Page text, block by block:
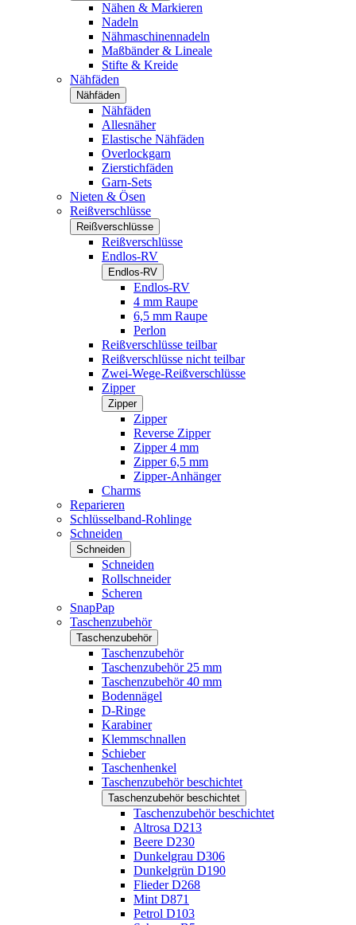
Nähen & Markieren
Nadeln
Nähmaschinennadeln
Maßbänder & Lineale
Stifte & Kreide
Nähfäden
Nähfäden
Nähfäden
Allesnäher
Elastische Nähfäden
Overlockgarn
Zierstichfäden
Garn-Sets
Nieten & Ösen
Reißverschlüsse
Reißverschlüsse
Reißverschlüsse
Endlos-RV
Endlos-RV
Endlos-RV
4 mm Raupe
6,5 mm Raupe
Perlon
Reißverschlüsse teilbar
Reißverschlüsse nicht teilbar
Zwei-Wege-Reißverschlüsse
Zipper
Zipper
Zipper
Reverse Zipper
Zipper 4 mm
Zipper 6,5 mm
Zipper-Anhänger
Charms
Reparieren
Schlüsselband-Rohlinge
Schneiden
Schneiden
Schneiden
Rollschneider
Scheren
SnapPap
Taschenzubehör
Taschenzubehör
Taschenzubehör
Taschenzubehör 25 mm
Taschenzubehör 40 mm
Bodennägel
D-Ringe
Karabiner
Klemmschnallen
Schieber
Taschenhenkel
Taschenzubehör beschichtet
Taschenzubehör beschichtet
Taschenzubehör beschichtet
Altrosa D213
Beere D230
Dunkelgrau D306
Dunkelgrün D190
Flieder D268
Mint D871
Petrol D103